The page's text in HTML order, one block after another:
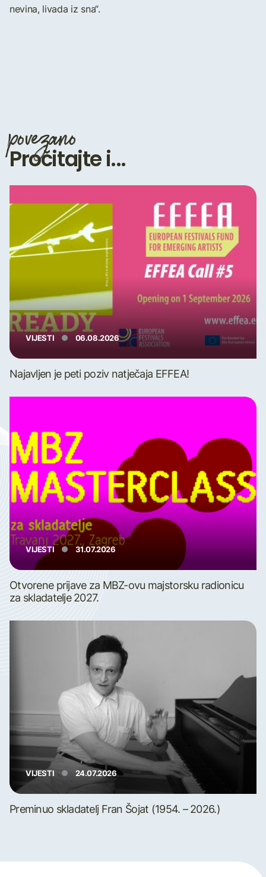
nevina, livada iz sna“.
povezano
Pročitajte i...
VIJESTI 06.08.2026
Najavljen je peti poziv natječaja EFFEA!
VIJESTI 31.07.2026
Otvorene prijave za MBZ-ovu majstorsku radionicu
za skladatelje 2027.
VIJESTI 24.07.2026
Preminuo skladatelj Fran Šojat (1954. – 2026.)